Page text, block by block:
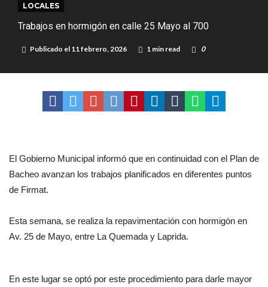
Distinguieron a Ramiro Maldonado, el campeón juvenil de malambo
de Los Quirquinchos
Villada: evalúan obras preventivas ante posibles lluvias intensas
LOCALES
Trabajos en hormigón en calle 25 Mayo al 700
Publicado el 11 febrero, 2026 1 min read 0
El Gobierno Municipal informó que en continuidad con el Plan de
Bacheo avanzan los trabajos planificados en diferentes puntos
de Firmat.
Esta semana, se realiza la repavimentación con hormigón en
Av. 25 de Mayo, entre La Quemada y Laprida.
En este lugar se optó por este procedimiento para darle mayor